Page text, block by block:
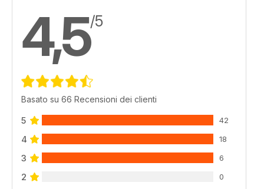
4,5/5
Basato su 66 Recensioni dei clienti
5 42
4 18
3 6
2 0